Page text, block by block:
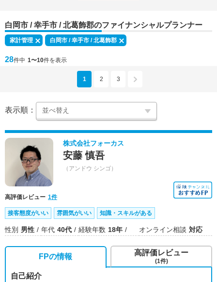
白岡市 / 幸手市 / 北葛飾郡のファイナンシャルプランナー
家計管理 白岡市 / 幸手市 / 北葛飾郡
28件中 1〜10件を表示
1 2 3
表示順：
株式会社フォーカス
安藤 慎吾
（アンドウ シンゴ）
高評価レビュー 1件
接客態度がいい 雰囲気がいい 知識・スキルがある
性別 男性 年代 40代 経験年数 18年 オンライン相談 対応
FPの情報
自己紹介
高評価レビュー
(1件)